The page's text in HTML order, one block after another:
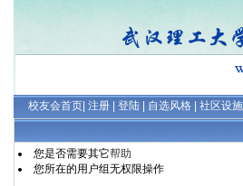
校友会首页 注册 登陆 自选风格 社区设施
您是否需要其它帮助
您所在的用户组无权限操作